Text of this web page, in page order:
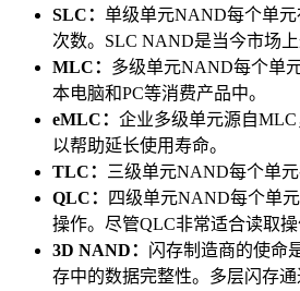
SLC： 单级单元NAND每个单元
次数。SLC NAND是当今市场
MLC： 多级单元NAND每个单
本电脑和PC等消费产品中。
eMLC： 企业多级单元源自
以帮助延长使用寿命。
TLC：
三级单元NAND每个单
QLC：
四级单元NAND每个单
操作。尽管QLC非常适合读取
3D NAND： 闪存制造商的使命
存中的数据完整性。多层闪存